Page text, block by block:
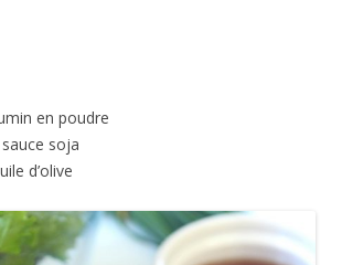
en poudre
soja
d’olive